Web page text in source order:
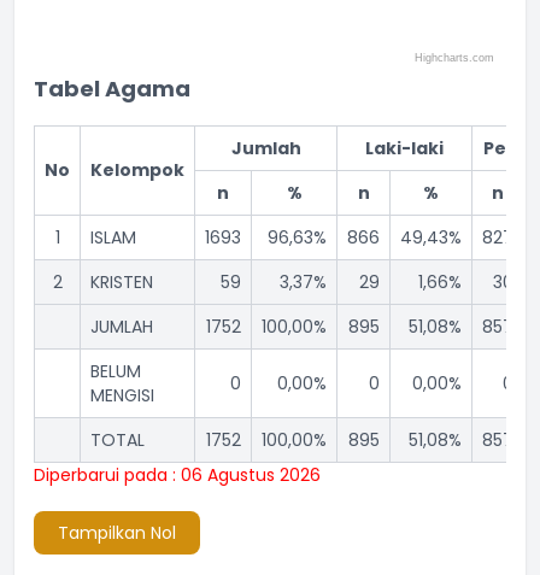
Highcharts.com
End of interactive chart.
Tabel Agama
No Kelompok
Jumlah Laki-laki
n
% n %
n
1
ISLAM 1693 96,63% 866 49,43% 827
2
KRISTEN 59 3,37% 29 1,66%
30
JUMLAH
1752 100,00% 895 51,08% 857
BELUM
MENGISI
0 0,00% 0 0,00% 0
TOTAL 1752 100,00% 895 51,08% 857
Diperbarui pada : 06 Agustus 2026
Tampilkan Nol